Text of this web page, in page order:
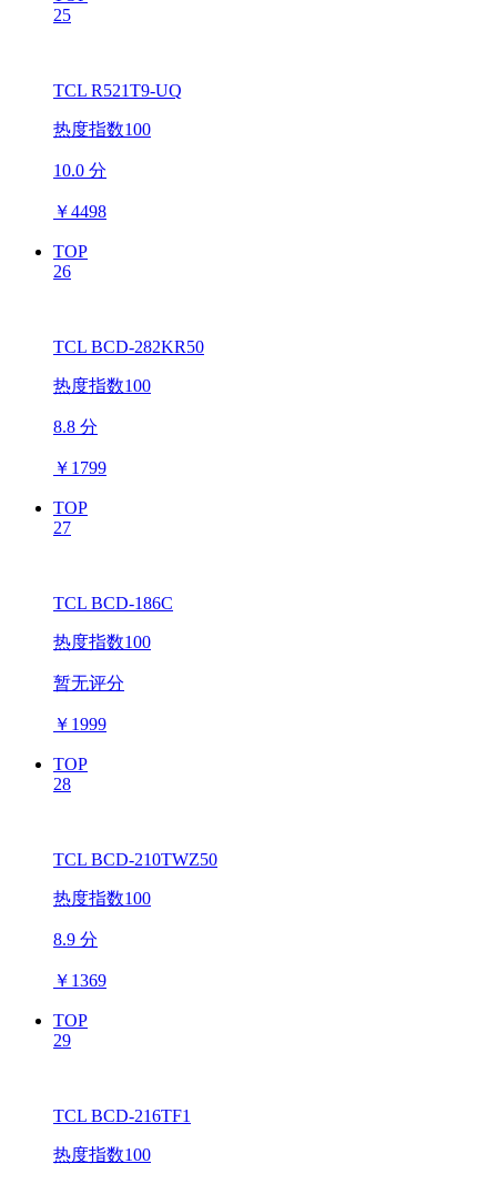
25
TCL R521T9-UQ
热度指数100
10.0 分
￥4498
TOP
26
TCL BCD-282KR50
热度指数100
8.8 分
￥ 1799
TOP
27
TCL BCD-186C
热度指数100
暂无评分
￥ 1999
TOP
28
TCL BCD-210TWZ50
热度指数100
8.9 分
￥ 1369
TOP
29
TCL BCD-216TF1
热度指数100